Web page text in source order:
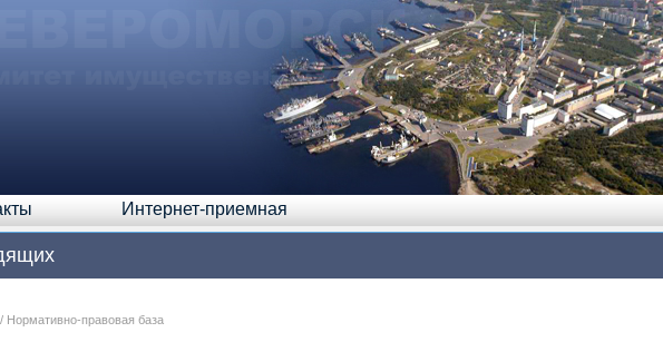
Интернет-приемная
/ Нормативно-правовая база